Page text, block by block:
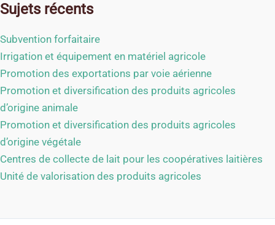
Sujets récents
Subvention forfaitaire
Irrigation et équipement en matériel agricole
Promotion des exportations par voie aérienne
Promotion et diversification des produits agricoles
d’origine animale
Promotion et diversification des produits agricoles
d’origine végétale
Centres de collecte de lait pour les coopératives laitières
Unité de valorisation des produits agricoles